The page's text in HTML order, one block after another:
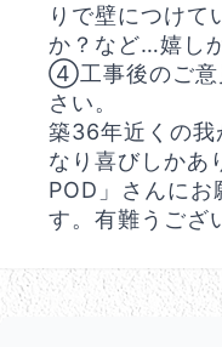
りで壁につけて
か？など…嬉し
④工事後のご意
さい。
築36年近くの我
なり喜びしかあ
POD」さんにお
す。有難うござ